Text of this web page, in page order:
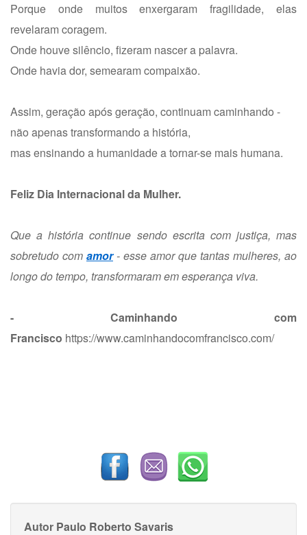
Porque onde muitos enxergaram fragilidade, elas
revelaram coragem.
Onde houve silêncio, fizeram nascer a palavra.
Onde havia dor, semearam compaixão.
Assim, geração após geração, continuam caminhando -
não apenas transformando a história,
mas ensinando a humanidade a tornar-se mais humana.
Feliz Dia Internacional da Mulher.
Que a história continue sendo escrita com justiça, mas
sobretudo com amor- esse amor que tantas mulheres, ao
longo do tempo, transformaram em esperança viva.
- Caminhando com
Francisco https://www.caminhandocomfrancisco.com/
Autor Paulo Roberto Savaris